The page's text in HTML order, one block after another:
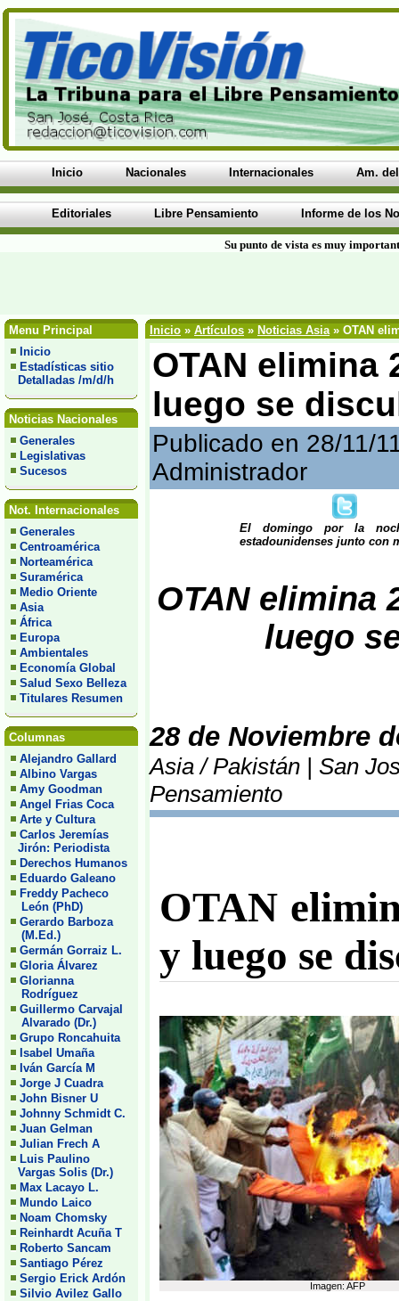
Inicio Nacionales Internacionales Am.
Editoriales Libre Pensamiento Informe de los
Su punto de vista es muy
Menu Principal
Inicio
Estadísticas sitio
Detalladas /m/d/h
Noticias Nacionales
Generales
Legislativas
Sucesos
Not. Internacionales
Generales
Centroamérica
Norteamérica
Suramérica
Medio Oriente
Asia
África
Europa
Ambientales
Economía Global
Salud Sexo Belleza
Titulares Resumen
Columnas
Alejandro Gallard
Albino Vargas
Amy Goodman
Angel Frias Coca
Arte y Cultura
Carlos Jeremías
Jirón: Periodista
Derechos Humanos
Eduardo Galeano
Freddy Pacheco
León (PhD)
Gerardo Barboza
(M.Ed.)
Germán Gorraiz L.
Gloria Álvarez
Glorianna
Rodríguez
Guillermo Carvajal
Alvarado (Dr.)
Grupo Roncahuita
Isabel Umaña
Iván García M
Jorge J Cuadra
John Bisner U
Johnny Schmidt C.
Juan Gelman
Julian Frech A
Luis Paulino
Vargas Solis (Dr.)
Max Lacayo L.
Mundo Laico
Noam Chomsky
Reinhardt Acuña T
Roberto Sancam
Santiago Pérez
Sergio Erick Ardón
Silvio Avilez Gallo
Inicio » Artículos » Noticias Asia» OTAN
OTAN elimina
luego se
Publicado en 28/11/
Administrador
El domingo por la
estadounidenses junto con
OTAN elimina
luego
28 de Noviembre
Asia / Pakistán | San
Pensamiento
OTAN
y luego se
Imagen: AFP